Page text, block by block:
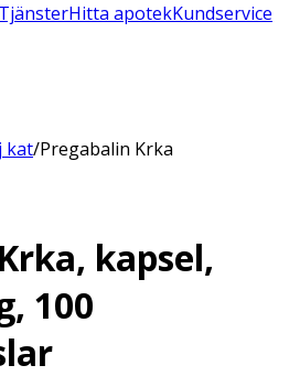
TjänsterHitta apotekKundservice
kat/Pregabalin Krka
kapsel,
100